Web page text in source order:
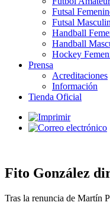
Futsal
Futsal
Handball
Handball
Hockey
Prensa
Acreditaciones
Información
Tienda Oficial
Fito González
Tras la renuncia de Martín